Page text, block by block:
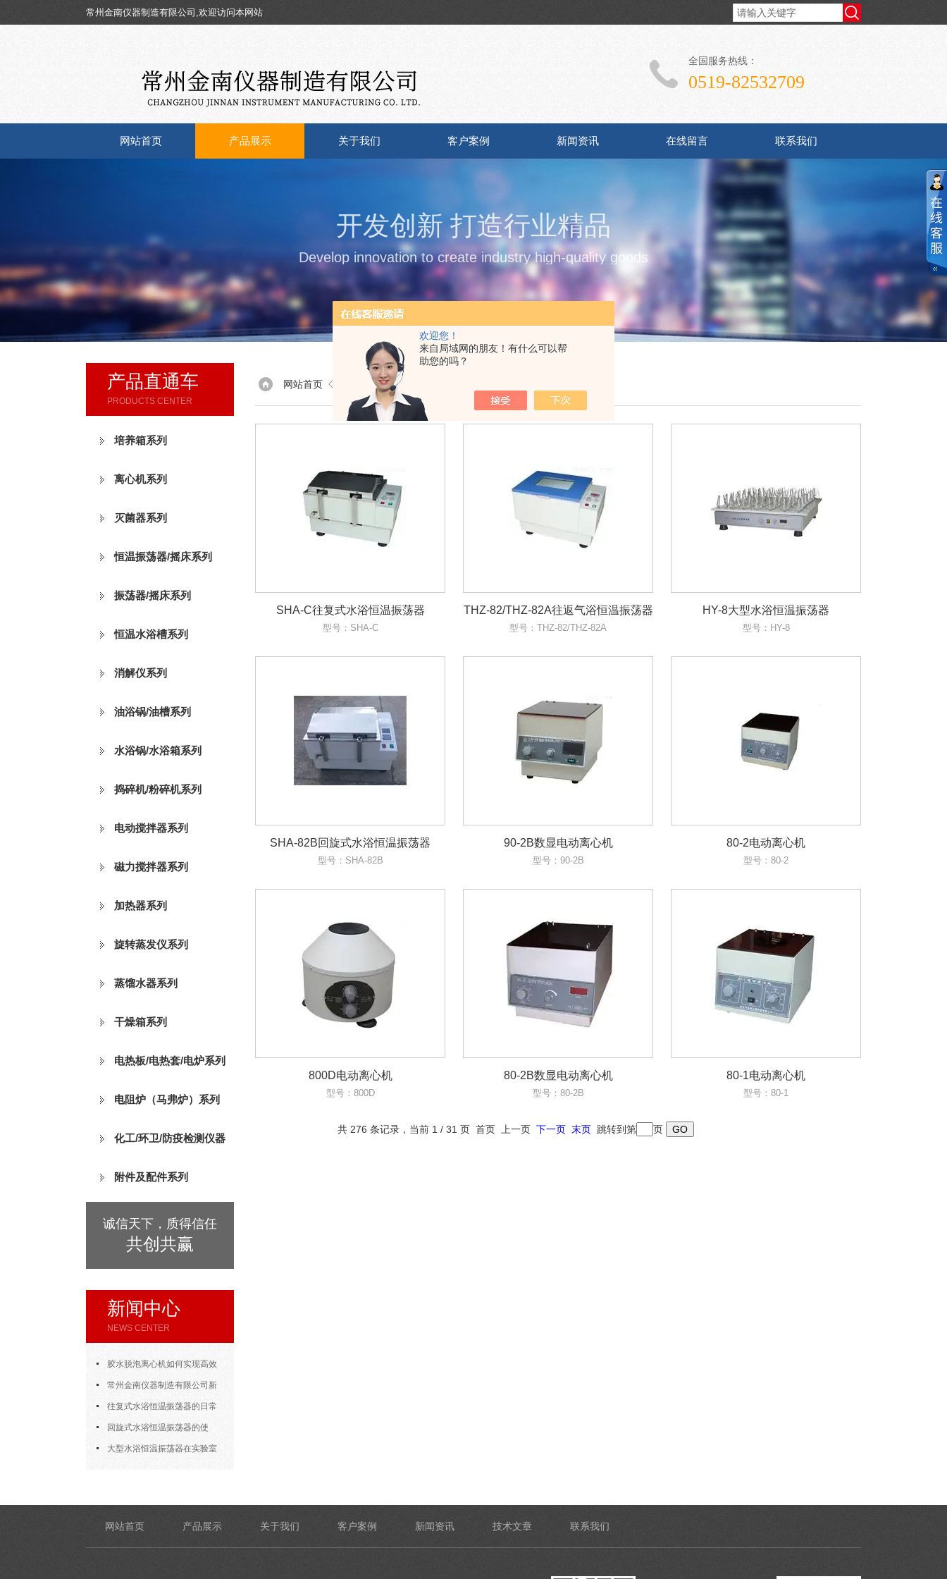
欢迎您！
来自局域网的朋友！有什么可以帮
助您的吗？
常州金南仪器制造有限公司,欢迎访问本网站
全国服务热线：
0519-82532709
网站首页 产品展示 关于我们 客户案例 新闻资讯 在线留言 联系我们
开发创新 打造行业精品
Develop innovation to create industry high-quality goods
产品直通车
PRODUCTS CENTER
培养箱系列
离心机系列
灭菌器系列
恒温振荡器/摇床系列
振荡器/摇床系列
恒温水浴槽系列
消解仪系列
油浴锅/油槽系列
水浴锅/水浴箱系列
捣碎机/粉碎机系列
电动搅拌器系列
磁力搅拌器系列
加热器系列
旋转蒸发仪系列
蒸馏水器系列
干燥箱系列
电热板/电热套/电炉系列
电阻炉（马弗炉）系列
化工/环卫/防疫检测仪器
附件及配件系列
诚信天下，质得信任
共创共赢
新闻中心
NEWS CENTER
胶水脱泡离心机如何实现高效
脱泡常州金南仪器制造有限公司新
年开门大吉
往复式水浴恒温振荡器的日常
使用回旋式水浴恒温振荡器的使
用，方法其实很简单
大型水浴恒温振荡器在实验室
网站首页 ◇ 产品展示
SHA-C往复式水浴恒温振荡器
型号：SHA-C
THZ-82/THZ-82A往返气浴恒温振荡器
型号：THZ-82/THZ-82A
HY-8大型水浴恒温振荡器
型号：HY-8
SHA-82B回旋式水浴恒温振荡器
型号：SHA-82B
90-2B数显电动离心机
型号：90-2B
80-2电动离心机
型号：80-2
800D电动离心机
型号：800D
80-2B数显电动离心机
型号：80-2B
80-1电动离心机
型号：80-1
共 276 条记录，当前 1 / 31 页 首页 上一页 下一页 末页 跳转到第 页
网站首页 产品展示 关于我们 客户案例 新闻资讯 技术文章 联系我们